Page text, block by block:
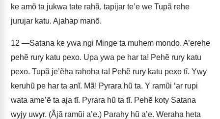
ke amõ ta jukwa tate rahã, tapijar te’e we Tupã rehe
jurujar katu. Ajahap manõ.
12 —Satana ke ywa ngi Minge ta muhem mondo. A’erehe
pehẽ rury katu pexo. Upa ywa pe har ta! Pehẽ rury katu
pexo. Tupã je’ẽha rahoha ta! Pehẽ rury katu pexo tĩ. Ywy
keruhũ pe har ta anĩ. Mã! Pyrara hũ ta. Y ramũi ‘ar rupi
wata ame’ẽ ta aja tĩ. Pyrara hũ ta tĩ. Pehẽ koty Satana
wyjy uwyr. (Ãjã ramũi a’e.) Parahy hũ a’e. Weraha heta